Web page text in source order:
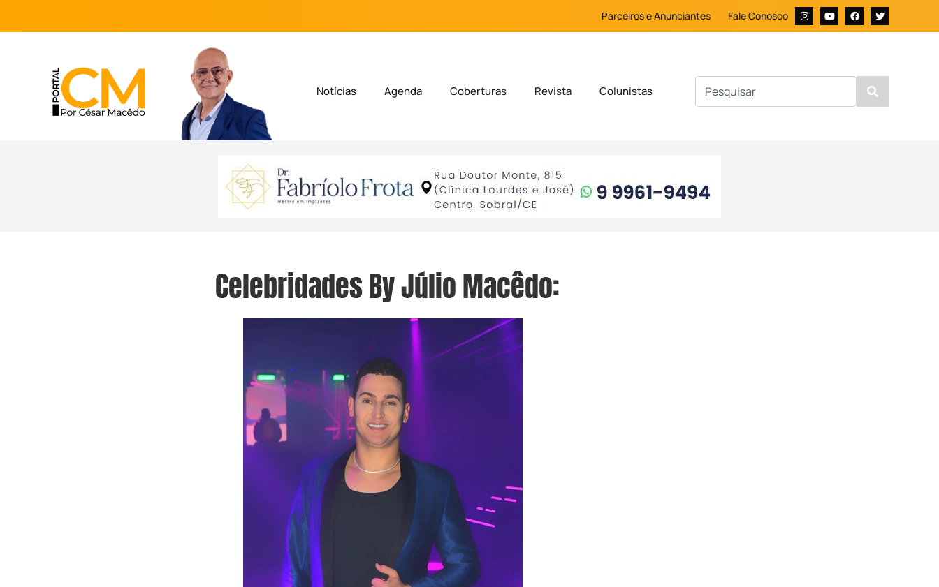
Parceiros e Anunciantes Fale Conosco
Notícias Agenda Coberturas Revista Colunistas
Celebridades By Júlio Macêdo: